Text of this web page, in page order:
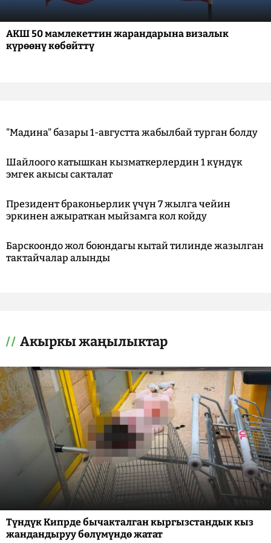
АКШ 50 мамлекеттин жарандарына визалык
күрөөнү көбөйттү
"Мадина" базары 1-августта жабылбай турган болду
Шайлоого катышкан кызматкерлердин 1 күндүк
эмгек акысы сакталат
Президент браконьерлик үчүн 7 жылга чейин
эркинен ажыраткан мыйзамга кол койду
Барскоондо жол боюндагы кытай тилинде жазылган
тактайчалар алынды
Акыркы жаңылыктар
Түндүк Кипрде бычакталган кыргызстандык кыз
жандандыруу бөлүмүндө жатат